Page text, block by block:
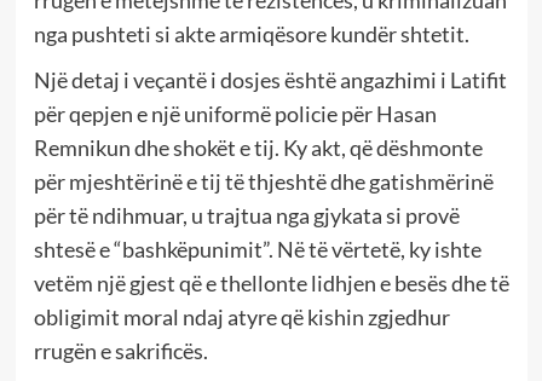
nga pushteti si akte armiqësore kundër shtetit.
Një detaj i veçantë i dosjes është angazhimi i Latifit
për qepjen e një uniformë policie për Hasan
Remnikun dhe shokët e tij. Ky akt, që dëshmonte
për mjeshtërinë e tij të thjeshtë dhe gatishmërinë
për të ndihmuar, u trajtua nga gjykata si provë
shtesë e “bashkëpunimit”. Në të vërtetë, ky ishte
vetëm një gjest që e thellonte lidhjen e besës dhe të
obligimit moral ndaj atyre që kishin zgjedhur
rrugën e sakrificës.